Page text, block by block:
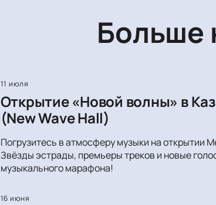
Больше
11 июля
Открытие «Новой волны» в
(New Wave Hall)
Погрузитесь в атмосферу музыки на открытии
Звёзды эстрады, премьеры треков и новые
музыкального марафона!
16 июня